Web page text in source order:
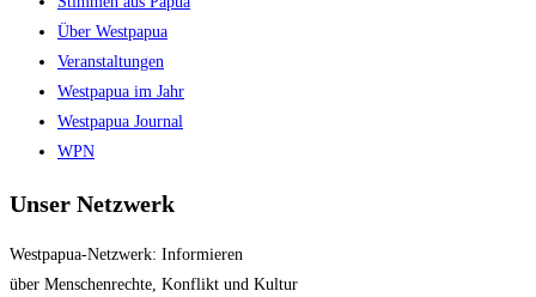
Über Westpapua
Veranstaltungen
Westpapua im Jahr
Westpapua Journal
WPN
Unser Netzwerk
Westpapua-Netzwerk: Informieren
über Menschenrechte, Konflikt und Kultur